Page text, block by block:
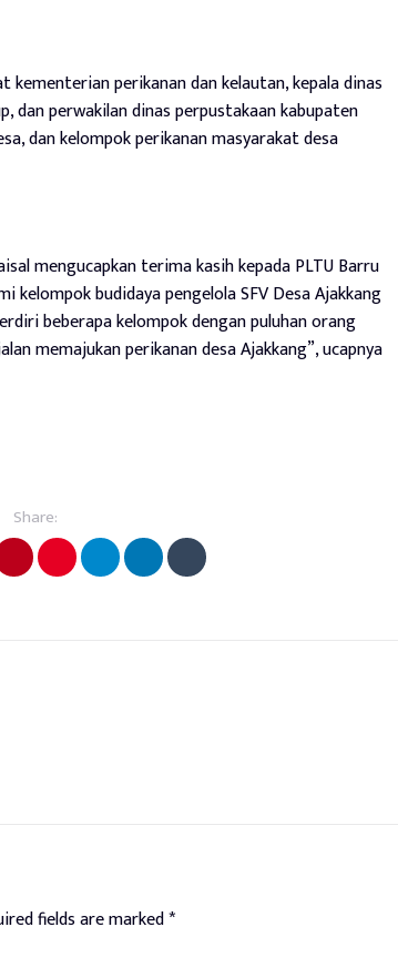
kementerian perikanan dan kelautan, kepala dinas
dan perwakilan dinas perpustakaan kabupaten
dan kelompok perikanan masyarakat desa
mengucapkan terima kasih kepada PLTU Barru
kelompok budidaya pengelola SFV Desa Ajakkang
beberapa kelompok dengan puluhan orang
memajukan perikanan desa Ajakkang”, ucapnya
Share:
fields are marked*